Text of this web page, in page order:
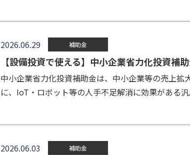
2026.06.29 補助金
【設備投資で使える】中小企業省力化投資補
中小企業省力化投資補助金は、中小企業等の売上拡
に、IoT・ロボット等の人手不足解消に効果がある
2026.06.03 補助金